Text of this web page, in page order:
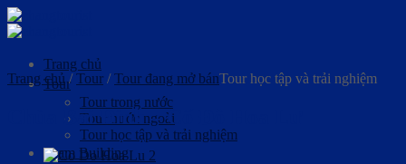
Skip
to
Trang chủ
Tour
Tour trong nước
Tour nước ngoài
Tour học tập và trải nghiệm
Team Building
Trang chủ / Tour / Tour đang mở bánTour học tập và trải nghiệm
Chùa Bái Đính – Cố Đô Hoa Lư